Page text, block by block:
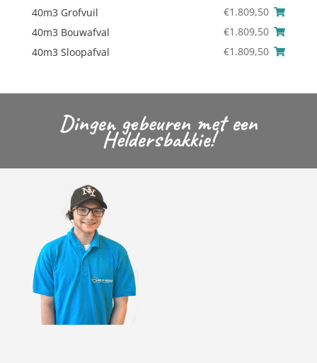
40m3 Grofvuil
€1.809,50
40m3 Bouwafval
€1.809,50
40m3 Sloopafval
€1.809,50
Dingen gebeuren met een
Heldersbakkie!